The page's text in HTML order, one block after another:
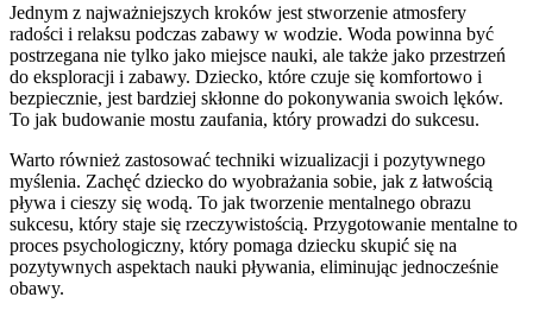
Jednym z najważniejszych kroków jest stworzenie atmosfery
radości i relaksu podczas zabawy w wodzie. Woda powinna być
postrzegana nie tylko jako miejsce nauki, ale także jako przestrzeń
do eksploracji i zabawy. Dziecko, które czuje się komfortowo i
bezpiecznie, jest bardziej skłonne do pokonywania swoich lęków.
To jak budowanie mostu zaufania, który prowadzi do sukcesu.
Warto również zastosować techniki wizualizacji i pozytywnego
myślenia. Zachęć dziecko do wyobrażania sobie, jak z łatwością
pływa i cieszy się wodą. To jak tworzenie mentalnego obrazu
sukcesu, który staje się rzeczywistością. Przygotowanie mentalne to
proces psychologiczny, który pomaga dziecku skupić się na
pozytywnych aspektach nauki pływania, eliminując jednocześnie
obawy.